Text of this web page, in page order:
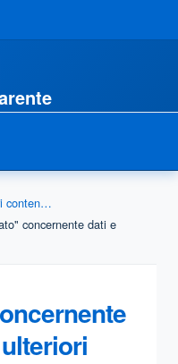
Altri contenuti - Accesso civico
concernente dati e